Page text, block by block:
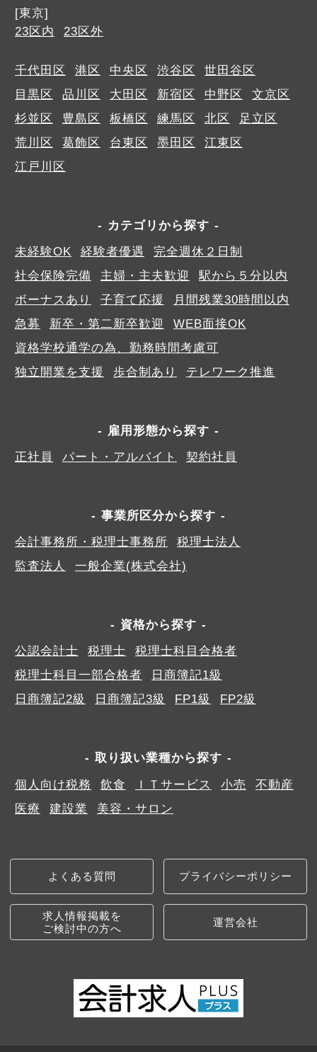
[東京]
23区内
23区外
千代田区 港区 中央区 渋谷区
世田谷区
目黒区
品川区 大田区 新宿区 中野区
文京区
杉並区
豊島区 板橋区 練馬区 北区
足立区
荒川区
葛飾区 台東区 墨田区
江東区
江戸川区
カテゴリから探す
未経験OK
経験者優遇
完全週休２日制
社会保険完備
主婦・主夫歓迎
駅から５分以内
ボーナスあり
子育て応援
月間残業30時間以内
急募
新卒・第二新卒歓迎
WEB面接OK
資格学校通学の為、勤務時間考慮可
独立開業を支援
歩合制あり テレワーク推進
雇用形態から探す
正社員
パート・アルバイト 契約社員
事業所区分から探す
会計事務所・税理士事務所
税理士法人
監査法人
一般企業(株式会社)
資格から探す
公認会計士
税理士
税理士科目合格者
税理士科目一部合格者
日商簿記1級
日商簿記2級
日商簿記3級 FP1級 FP2級
取り扱い業種から探す
個人向け税務
飲食 ＩＴサービス 小売
不動産
医療
建設業 美容・サロン
よくある質問 プライバシーポリシー
求人情報掲載を
ご検討中の方へ
運営会社